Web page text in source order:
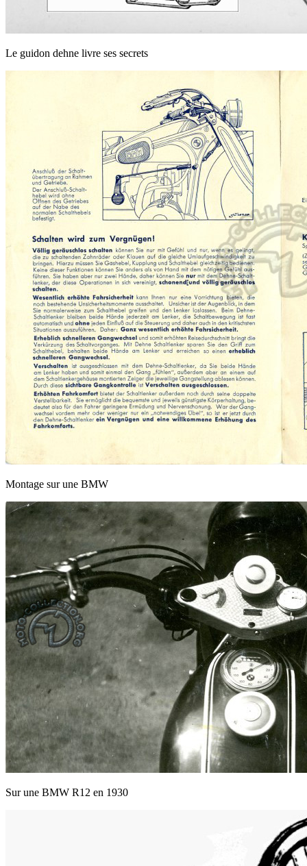
Le guidon dehne livre ses secrets
Montage sur une BMW
Sur une BMW R12 en 1930